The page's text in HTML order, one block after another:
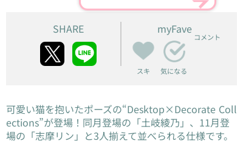
SHARE myFave
スキ 気になる
コメント
可愛い猫を抱いたポーズの“Desktop×Decorate Coll
ections”が登場！同月登場の「土岐綾乃」、11月登
場の「志摩リン」と3人揃えて並べられる仕様です。